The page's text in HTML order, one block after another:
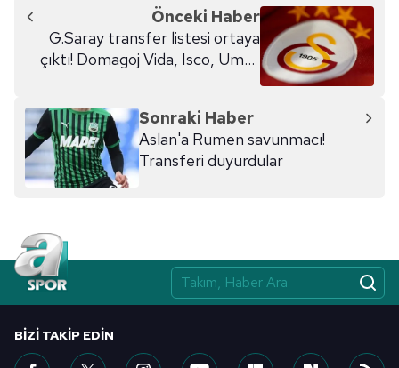
Önceki Haber
G.Saray transfer listesi ortaya
çıktı! Domagoj Vida, Isco, Umut
Sonraki Haber
Aslan'a Rumen savunmacı!
Transferi duyurdular
BIZI TAKIP EDIN